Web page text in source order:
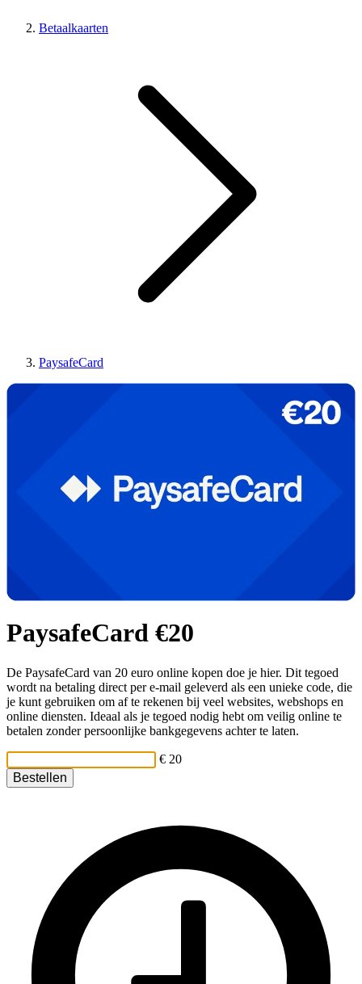
Betaalkaarten
PaysafeCard
PaysafeCard €20
De PaysafeCard van 20 euro online kopen doe je hier. Dit tegoed
wordt na betaling direct per e-mail geleverd als een unieke code, die
je kunt gebruiken om af te rekenen bij veel websites, webshops en
online diensten. Ideaal als je tegoed nodig hebt om veilig online te
betalen zonder persoonlijke bankgegevens achter te laten.
€ 20
Bestellen